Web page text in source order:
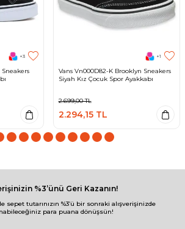
+3 +1
Vans Vn000D82-K Brooklyn Sneakers
Siyah Kız Çocuk Spor Ayakkabı
2.699,00TL
2.294,15TL
%3’ünü Geri Kazanın!
sepet tutarınızın %3’ü bir sonraki alışverişinizde
para puana dönüşsün!